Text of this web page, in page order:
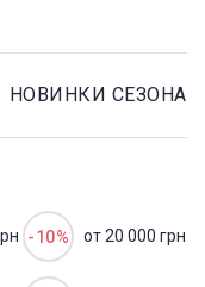
НОВИНКИ СЕЗОНА
-10% от 20 000 грн